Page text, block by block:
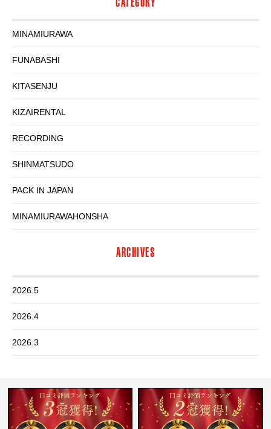
MINAMIURAWA
FUNABASHI
KITASENJU
KIZAIRENTAL
RECORDING
SHINMATSUDO
PACK IN JAPAN
MINAMIURAWAHONSHA
ARCHIVES
2026.5
2026.4
2026.3
2026.1
2025.12